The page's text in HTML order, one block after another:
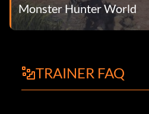
Monster Hunter World
TRAINER FAQ